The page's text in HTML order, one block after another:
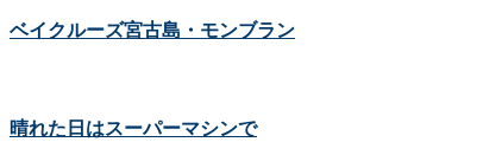
ベイクルーズ宮古島・モンブラン
晴れた日はスーパーマシンで